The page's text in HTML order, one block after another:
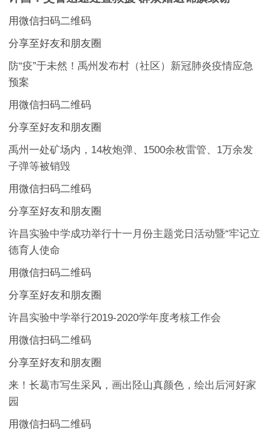
用微信扫码二维码
分享至好友和朋友圈
防“疫”于未然！禹州发布村（社区）新冠肺炎疫情应急
预案
用微信扫码二维码
分享至好友和朋友圈
禹州一处矿场内，14枚炮弹、1500余枚雷管、1万余发
子弹等被销毁
用微信扫码二维码
分享至好友和朋友圈
许昌实验中学成功举行十一月份主题党日活动暨“牢记立
德育人使命
用微信扫码二维码
分享至好友和朋友圈
许昌实验中学举行2019-2020学年度考核工作会
用微信扫码二维码
分享至好友和朋友圈
来！长葛市写生采风，画出陉山真颜色，绘出后河好家
园
用微信扫码二维码